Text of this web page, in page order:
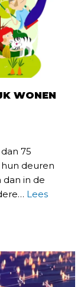
WONEN
75
deuren
in de
Lees